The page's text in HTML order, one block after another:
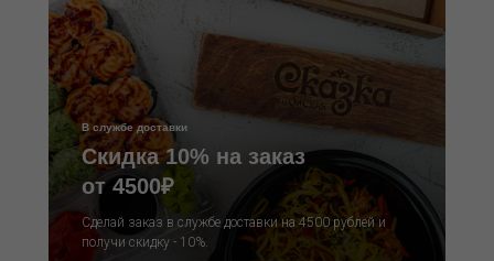
В службе доставки
Скидка 10% на заказ
от 4500₽
Сделай заказ в службе доставки на 4500 рублей и
получи скидку - 10%.